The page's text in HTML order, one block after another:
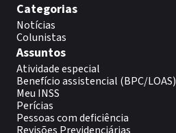
Categorias
Notícias
Colunistas
Assuntos
Atividade especial
Benefício assistencial (BPC/LOAS)
Meu INSS
Perícias
Pessoas com deficiência